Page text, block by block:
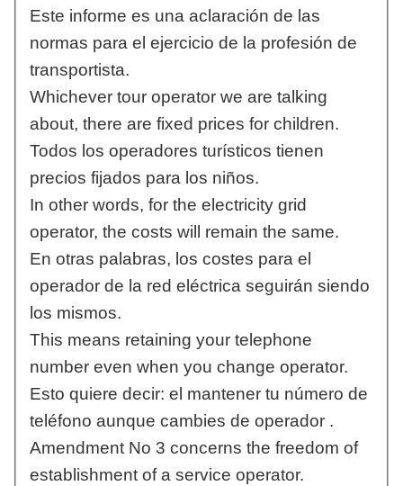
Este informe es una aclaración de las
normas para el ejercicio de la profesión de
transportista.
Whichever tour operator we are talking
about, there are fixed prices for children.
Todos los operadores turísticos tienen
precios fijados para los niños.
In other words, for the electricity grid
operator, the costs will remain the same.
En otras palabras, los costes para el
operador de la red eléctrica seguirán siendo
los mismos.
This means retaining your telephone
number even when you change operator.
Esto quiere decir: el mantener tu número de
teléfono aunque cambies de operador .
Amendment No 3 concerns the freedom of
establishment of a service operator.